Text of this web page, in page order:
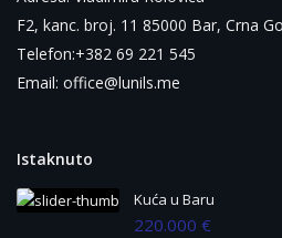
F2, kanc. broj. 11 85000 Bar, Crna
Telefon:+382 69 221 545
Email: office@lunils.me
Istaknuto
Kuća u Baru
220.000 €